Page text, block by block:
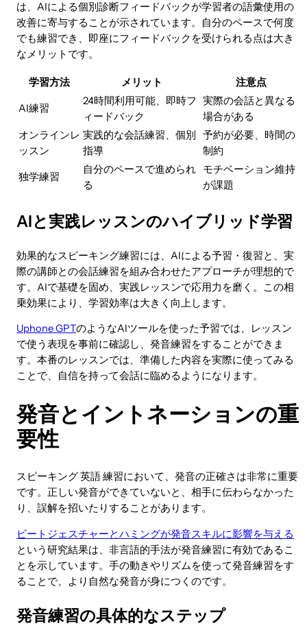
は、AIによる個別診断フィードバックが学習者の語彙使用の
改善に寄与することが示されています。自分のペースで何度
でも練習でき、即座にフィードバックを受けられる点は大き
なメリットです。
学習方法 メリット 注意点
AI練習
24時間利用可能、即時フ
ィードバック
実際の会話と異なる
場合がある
オンラインレ
ッスン
実践的な会話練習、個別
指導
予約が必要、時間の
制約
独学練習
自分のペースで進められ
る
モチベーション維持
が課題
AIと実践レッスンのハイブリッド学習
効果的なスピーキング練習には、AIによる予習・復習と、実
際の講師との会話練習を組み合わせたアプローチが理想的で
す。AIで基礎を固め、実践レッスンで応用力を磨く。この相
乗効果により、学習効率は大きく向上します。
Uphone GPTのようなAIツールを使った予習では、レッスン
で使う表現を事前に確認し、発音練習をすることができま
す。本番のレッスンでは、準備した内容を実際に使ってみる
ことで、自信を持って会話に臨めるようになります。
発音とイントネーションの重
要性
スピーキング 英語 練習において、発音の正確さは非常に重要
です。正しい発音ができていないと、相手に伝わらなかった
り、誤解を招いたりすることがあります。
ビートジェスチャーとハミングが発音スキルに影響を与える
という研究結果は、非言語的手法が発音練習に有効であるこ
とを示しています。手の動きやリズムを使って発音練習をす
ることで、より自然な発音が身につくのです。
発音練習の具体的なステップ